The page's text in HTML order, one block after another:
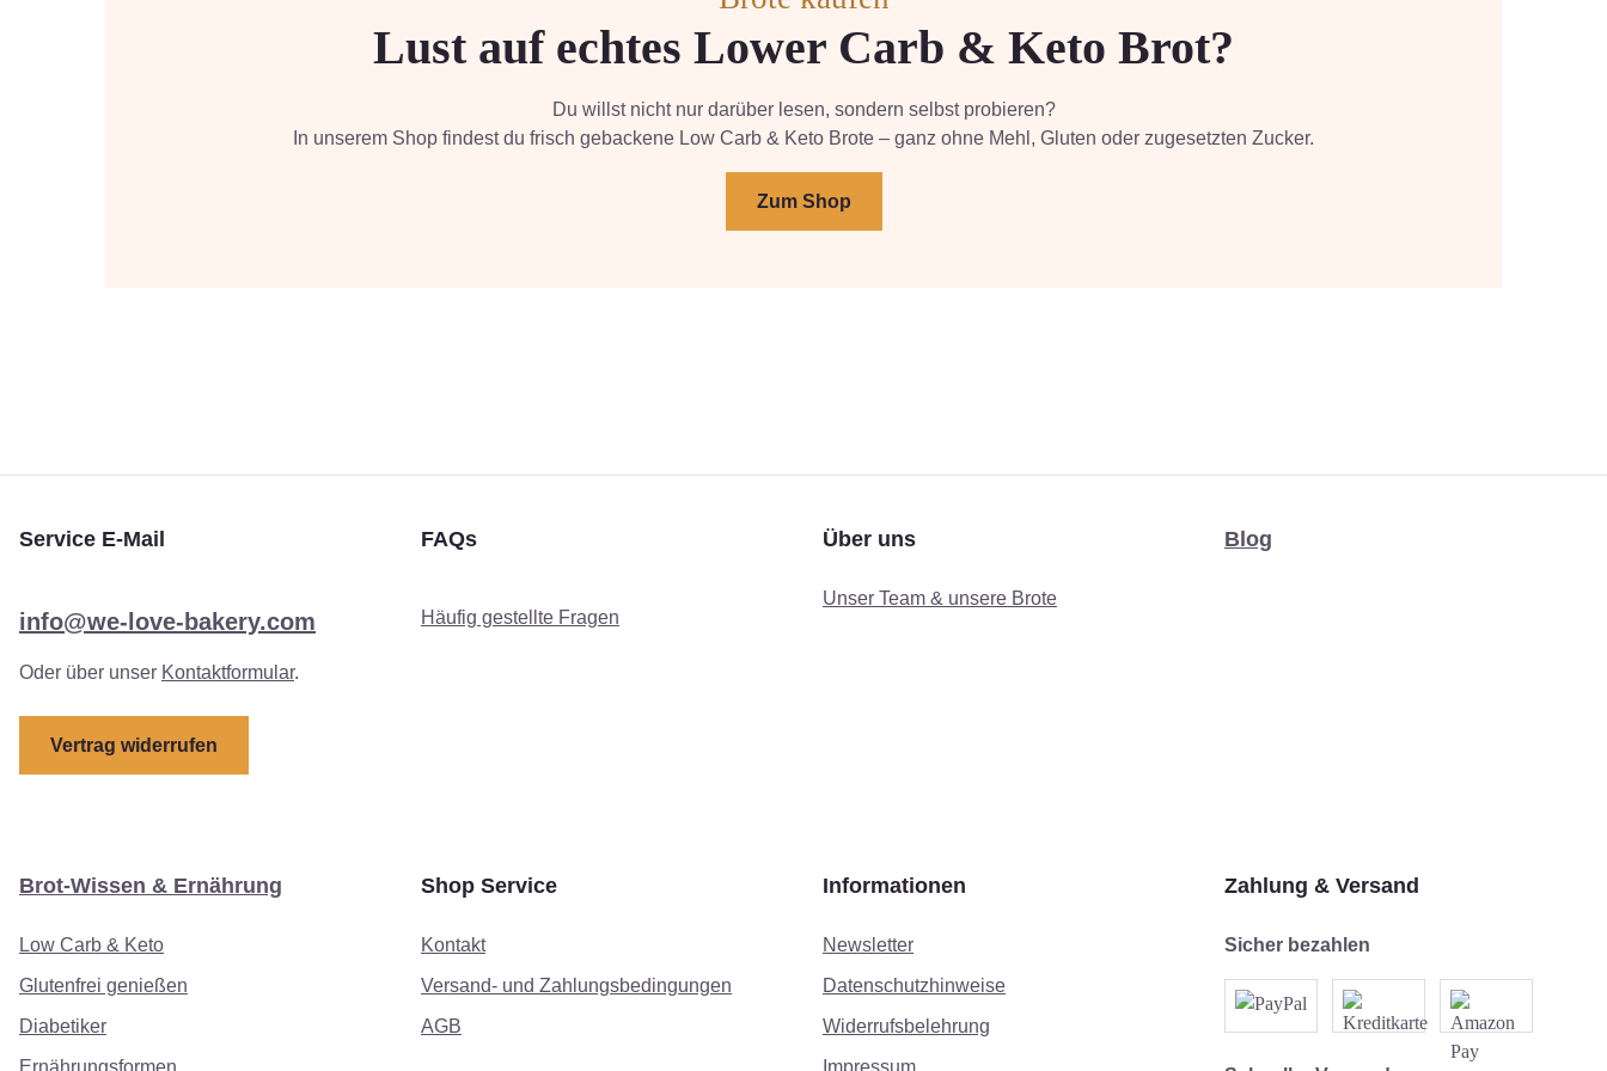
Lust auf echtes Lower Carb & Keto Brot?
Du willst nicht nur darüber lesen, sondern selbst probieren?
In unserem Shop findest du frisch gebackene Low Carb & Keto Brote – ganz ohne Mehl, Gluten oder zugesetzten Zucker.
Zum Shop
Service E-Mail
info@we-love-bakery.com
Oder über unser Kontaktformular.
Vertrag widerrufen
FAQs
Häufig gestellte Fragen
Über uns
Unser Team & unsere Brote
Blog
Brot-Wissen & Ernährung
Low Carb & Keto
Glutenfrei genießen
Diabetiker
Shop Service
Kontakt
Versand- und Zahlungsbedingungen
AGB
Informationen
Newsletter
Datenschutzhinweise
Widerrufsbelehrung
Zahlung & Versand
Sicher bezahlen